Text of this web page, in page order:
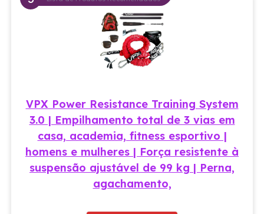
VPX Power Resistance Training System
3.0 | Empilhamento total de 3 vias em
casa, academia, fitness esportivo |
homens e mulheres | Força resistente à
suspensão ajustável de 99 kg | Perna,
agachamento,